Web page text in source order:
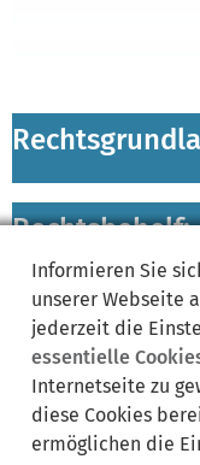
Rechtsbehelf:
Verwandte
zuständige
Sachgebiete:
Informieren Sie
unserer Webseite
jederzeit die
essentielle
Internetseite zu
diese Cookies
ermöglichen die